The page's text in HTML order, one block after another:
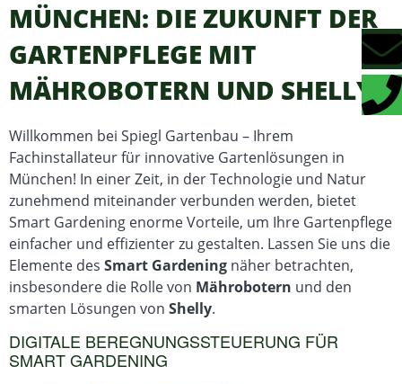
MÜNCHEN: DIE ZUKUNFT DER
GARTENPFLEGE MIT
MÄHROBOTERN UND SHELLY
Willkommen bei Spiegl Gartenbau – Ihrem
Fachinstallateur für innovative Gartenlösungen in
München! In einer Zeit, in der Technologie und Natur
zunehmend miteinander verbunden werden, bietet
Smart Gardening enorme Vorteile, um Ihre Gartenpflege
einfacher und effizienter zu gestalten. Lassen Sie uns die
Elemente des Smart Gardening näher betrachten,
insbesondere die Rolle von Mährobotern und den
smarten Lösungen von Shelly.
DIGITALE BEREGNUNGSSTEUERUNG FÜR
SMART GARDENING